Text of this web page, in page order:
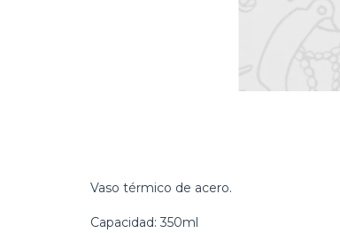
Vaso térmico de acero.
Capacidad: 350ml